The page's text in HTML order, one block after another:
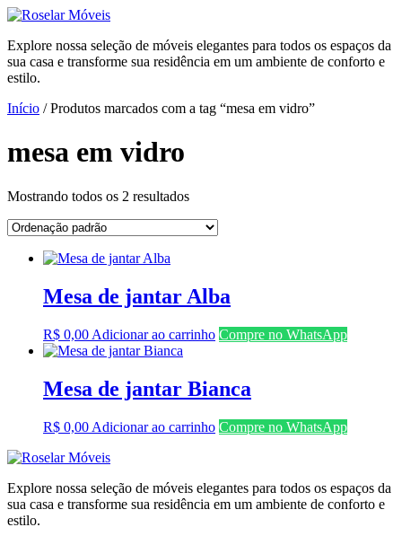
Ir
o
conteúdo
Explore nossa seleção de móveis elegantes para todos os espaços da
sua casa e transforme sua residência em um ambiente de conforto e
estilo.
Início / Produtos marcados com a tag “mesa em vidro”
mesa em vidro
Mostrando todos os 2 resultados
Mesa de jantar Alba
R$ 0,00 Adicionar ao carrinho Compre no WhatsApp
Mesa de jantar Bianca
R$ 0,00 Adicionar ao carrinho Compre no WhatsApp
Explore nossa seleção de móveis elegantes para todos os espaços da
sua casa e transforme sua residência em um ambiente de conforto e
estilo.